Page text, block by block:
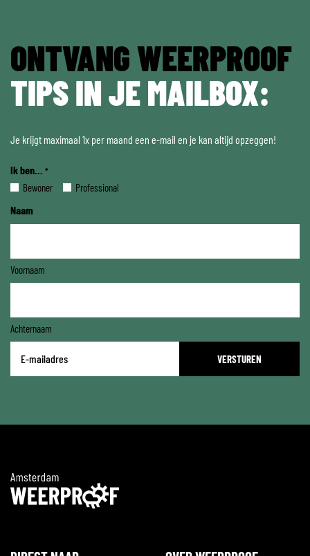
ONTVANG WEERPROOF
TIPS IN JE MAILBOX:
Je krijgt maximaal 1x per maand een e-mail en je kan altijd opzeggen!
Ik ben... *
Bewoner Professional
Naam
Voornaam
Achternaam
mailadres